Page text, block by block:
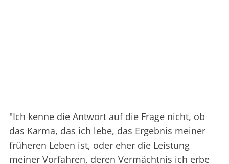
"Ich kenne die Antwort auf die Frage nicht, ob
das Karma, das ich lebe, das Ergebnis meiner
früheren Leben ist, oder eher die Leistung
meiner Vorfahren, deren Vermächtnis ich erbe